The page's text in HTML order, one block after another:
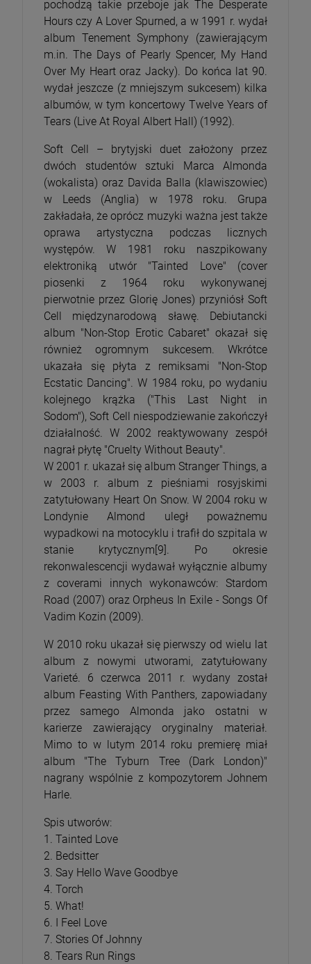
pochodzą takie przeboje jak The Desperate
Hours czy A Lover Spurned, a w 1991 r. wydał
album Tenement Symphony (zawierającym
m.in. The Days of Pearly Spencer, My Hand
Over My Heart oraz Jacky). Do końca lat 90.
wydał jeszcze (z mniejszym sukcesem) kilka
albumów, w tym koncertowy Twelve Years of
Tears (Live At Royal Albert Hall) (1992).
Soft Cell – brytyjski duet założony przez
dwóch studentów sztuki Marca Almonda
(wokalista) oraz Davida Balla (klawiszowiec)
w Leeds (Anglia) w 1978 roku. Grupa
zakładała, że oprócz muzyki ważna jest także
oprawa artystyczna podczas licznych
występów. W 1981 roku naszpikowany
elektroniką utwór "Tainted Love" (cover
piosenki z 1964 roku wykonywanej
pierwotnie przez Glorię Jones) przyniósł Soft
Cell międzynarodową sławę. Debiutancki
album "Non-Stop Erotic Cabaret" okazał się
również ogromnym sukcesem. Wkrótce
ukazała się płyta z remiksami "Non-Stop
Ecstatic Dancing". W 1984 roku, po wydaniu
kolejnego krążka ("This Last Night in
Sodom"), Soft Cell niespodziewanie zakończył
działalność. W 2002 reaktywowany zespół
nagrał płytę "Cruelty Without Beauty".
W 2001 r. ukazał się album Stranger Things, a
w 2003 r. album z pieśniami rosyjskimi
zatytułowany Heart On Snow. W 2004 roku w
Londynie Almond uległ poważnemu
wypadkowi na motocyklu i trafił do szpitala w
stanie krytycznym[9]. Po okresie
rekonwalescencji wydawał wyłącznie albumy
z coverami innych wykonawców: Stardom
Road (2007) oraz Orpheus In Exile - Songs Of
Vadim Kozin (2009).
W 2010 roku ukazał się pierwszy od wielu lat
album z nowymi utworami, zatytułowany
Varieté. 6 czerwca 2011 r. wydany został
album Feasting With Panthers, zapowiadany
przez samego Almonda jako ostatni w
karierze zawierający oryginalny materiał.
Mimo to w lutym 2014 roku premierę miał
album "The Tyburn Tree (Dark London)"
nagrany wspólnie z kompozytorem Johnem
Harle.
Spis utworów:
1. Tainted Love
2. Bedsitter
3. Say Hello Wave Goodbye
4. Torch
5. What!
6. I Feel Love
7. Stories Of Johnny
8. Tears Run Rings